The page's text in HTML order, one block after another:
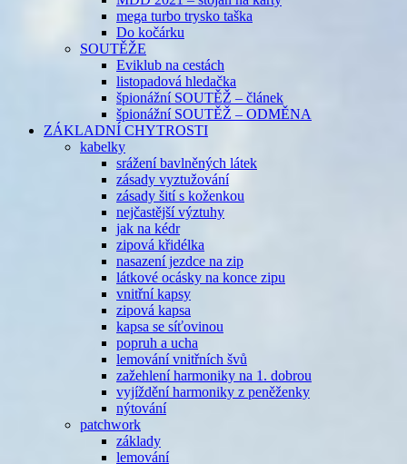
mega turbo trysko taška
Do kočárku
SOUTĚŽE
Eviklub na cestách
listopadová hledačka
špionážní SOUTĚŽ – článek
špionážní SOUTĚŽ – ODMĚNA
ZÁKLADNÍ CHYTROSTI
kabelky
srážení bavlněných látek
zásady vyztužování
zásady šití s koženkou
nejčastější výztuhy
jak na kédr
zipová křidélka
nasazení jezdce na zip
látkové ocásky na konce zipu
vnitřní kapsy
zipová kapsa
kapsa se síťovinou
popruh a ucha
lemování vnitřních švů
zažehlení harmoniky na 1. dobrou
vyjíždění harmoniky z peněženky
nýtování
patchwork
základy
lemování